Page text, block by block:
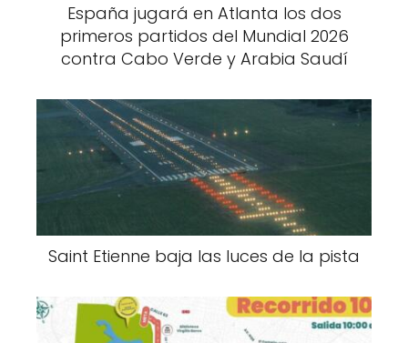
España jugará en Atlanta los dos
primeros partidos del Mundial 2026
contra Cabo Verde y Arabia Saudí
Saint Etienne baja las luces de la pista